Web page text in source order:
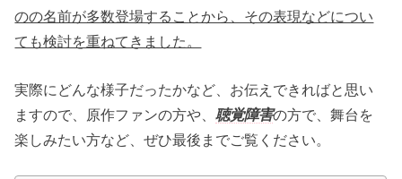
のの名前が多数登場することから、その表現などについ
ても検討を重ねてきました。
実際にどんな様子だったかなど、お伝えできればと思い
ますので、原作ファンの方や、聴覚障害の方で、舞台を
楽しみたい方など、ぜひ最後までご覧ください。